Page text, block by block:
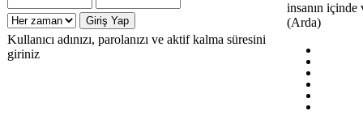
Kullanıcı adınızı, parolanızı ve aktif kalma süresini
giriniz
insanın içinde
(Arda)